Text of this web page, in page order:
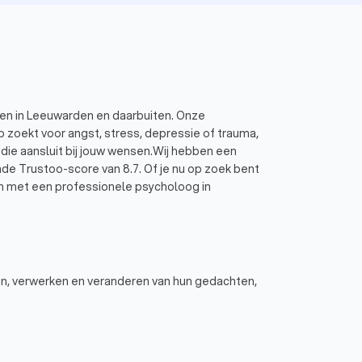
in Leeuwarden en daarbuiten. Onze
zoekt voor angst, stress, depressie of trauma,
aansluit bij jouw wensen.Wij hebben een
Trustoo-score van 8.7. Of je nu op zoek bent
met een professionele psycholoog in
en veranderen van hun gedachten,